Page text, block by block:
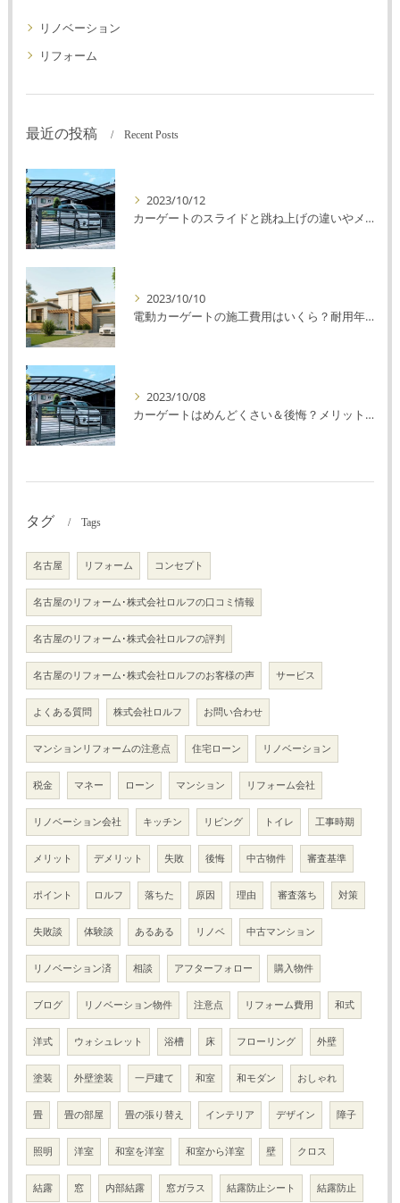
リノベーション
リフォーム
最近の投稿 Recent Posts
2023/10/12
カーゲートのスライドと跳ね上げの違いやメリットデメリットを解説！
2023/10/10
電動カーゲートの施工費用はいくら？耐用年数や注意点を解説！
2023/10/08
カーゲートはめんどくさい＆後悔？メリット・デメリットを解説！
タグ Tags
名古屋 リフォーム コンセプト
名古屋のリフォーム･株式会社ロルフの口コミ情報
名古屋のリフォーム･株式会社ロルフの評判
名古屋のリフォーム･株式会社ロルフのお客様の声 サービス
よくある質問 株式会社ロルフ お問い合わせ
マンションリフォームの注意点 住宅ローン リノベーション
税金 マネー ローン マンション リフォーム会社
リノベーション会社 キッチン リビング トイレ 工事時期
メリット デメリット 失敗 後悔 中古物件 審査基準
ポイント ロルフ 落ちた 原因 理由 審査落ち 対策
失敗談 体験談 あるある リノベ 中古マンション
リノベーション済 相談 アフターフォロー 購入物件
ブログ リノベーション物件 注意点 リフォーム費用 和式
洋式 ウォシュレット 浴槽 床 フローリング 外壁
塗装 外壁塗装 一戸建て 和室 和モダン おしゃれ
畳 畳の部屋 畳の張り替え インテリア デザイン 障子
照明 洋室 和室を洋室 和室から洋室 壁 クロス
結露 窓 内部結露 窓ガラス 結露防止シート 結露防止